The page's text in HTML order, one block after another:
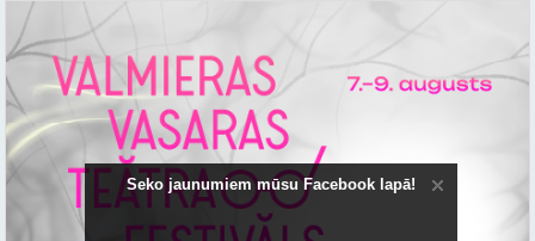
Seko jaunumiem mūsu Facebook lapā!